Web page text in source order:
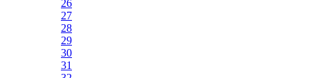
26
27
28
29
30
31